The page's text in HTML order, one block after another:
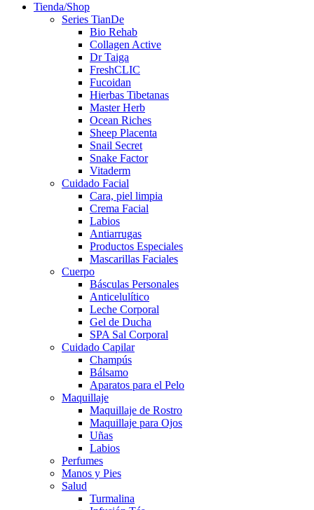
Tienda/Shop
Series TianDe
Bio Rehab
Collagen Active
Dr Taiga
FreshCLIC
Fucoidan
Hierbas Tibetanas
Master Herb
Ocean Riches
Sheep Placenta
Snail Secret
Snake Factor
Vitaderm
Cuidado Facial
Cara, piel limpia
Crema Facial
Labios
Antiarrugas
Productos Especiales
Mascarillas Faciales
Cuerpo
Básculas Personales
Anticelulítico
Leche Corporal
Gel de Ducha
SPA Sal Corporal
Cuidado Capilar
Champús
Bálsamo
Aparatos para el Pelo
Maquillaje
Maquillaje de Rostro
Maquillaje para Ojos
Uñas
Labios
Perfumes
Manos y Pies
Salud
Turmalina